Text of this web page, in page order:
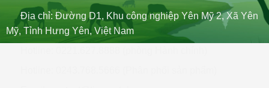
Địa chỉ: Đường D1, Khu công nghiệp Yên Mỹ 2, Xã Yên
Mỹ, Tỉnh Hưng Yên, Việt Nam